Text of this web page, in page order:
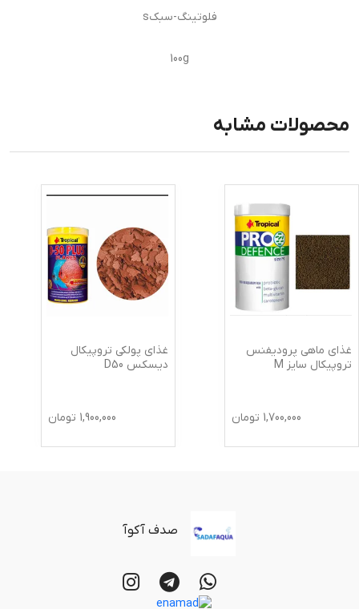
فلوتینگ-سبکs
100g
محصولات مشابه
غذای ماهی پرودیفنس
تروپیکال سایز M
1,700,000 تومان
غذای پولکی تروپیکال
دیسکس D50
1,900,000 تومان
صدف آکوآ